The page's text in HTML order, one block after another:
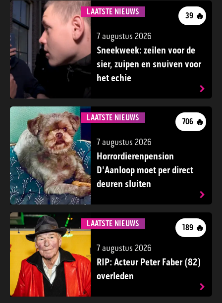
LAATSTE NIEUWS 39 🔥
7 augustus 2026
Sneekweek: zeilen voor de
sier, zuipen en snuiven voor
het echie
LAATSTE NIEUWS 706 🔥
7 augustus 2026
Horrordierenpension
D'Aanloop moet per direct
deuren sluiten
LAATSTE NIEUWS 189 🔥
7 augustus 2026
RIP: Acteur Peter Faber (82)
overleden